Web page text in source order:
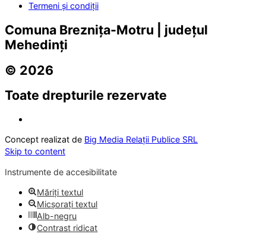
Termeni și condiții
Comuna Breznița-Motru | județul
Mehedinți
© 2026
Toate drepturile rezervate
Concept realizat de Big Media Relații Publice SRL
Skip to content
Instrumente de accesibilitate
Măriți textul
Micșorați textul
Alb-negru
Contrast ridicat